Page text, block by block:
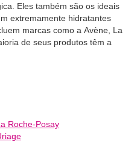
Eles também são os ideais
extremamente hidratantes
marcas como a Avène, La
de seus produtos têm a
Roche-Posay